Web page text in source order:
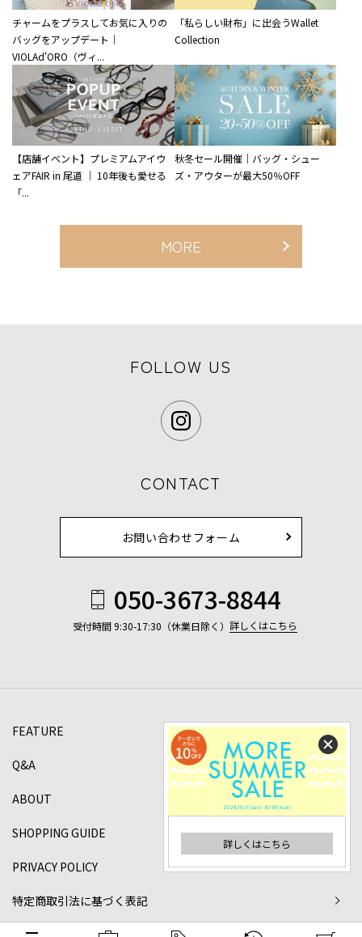
詳しくはこちら
チャームをプラスしてお気に入りの
バッグをアップデート｜
VIOLAd'ORO（ヴィ...
「私らしい財布」に出会うWallet
Collection
【店舗イベント】プレミアムアイウ
ェアFAIR in 尾道 ｜ 10年後も愛せる
「...
秋冬セール開催｜バッグ・シュー
ズ・アウターが最大50％OFF
MORE
FOLLOW US
CONTACT
お問い合わせフォーム
050-3673-8844
受付時間 9:30-17:30（休業日除く） 詳しくはこちら
FEATURE
Q&A
ABOUT
SHOPPING GUIDE
PRIVACY POLICY
特定商取引法に基づく表記